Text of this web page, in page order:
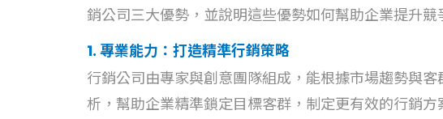
銷公司三大優勢，並說明這些優勢如何幫助企業提升競
1. 專業能力：打造精準行銷策略
行銷公司由專家與創意團隊組成，能根據市場趨勢與
析，幫助企業精準鎖定目標客群，制定更有效的行銷方